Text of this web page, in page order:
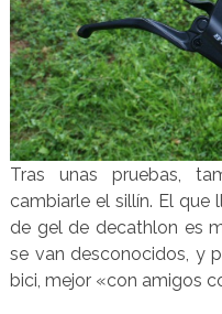
Tras unas pruebas,
cambiarle el sillín. El que
de gel de decathlon es
se van desconocidos, y
bici, mejor «con amigos